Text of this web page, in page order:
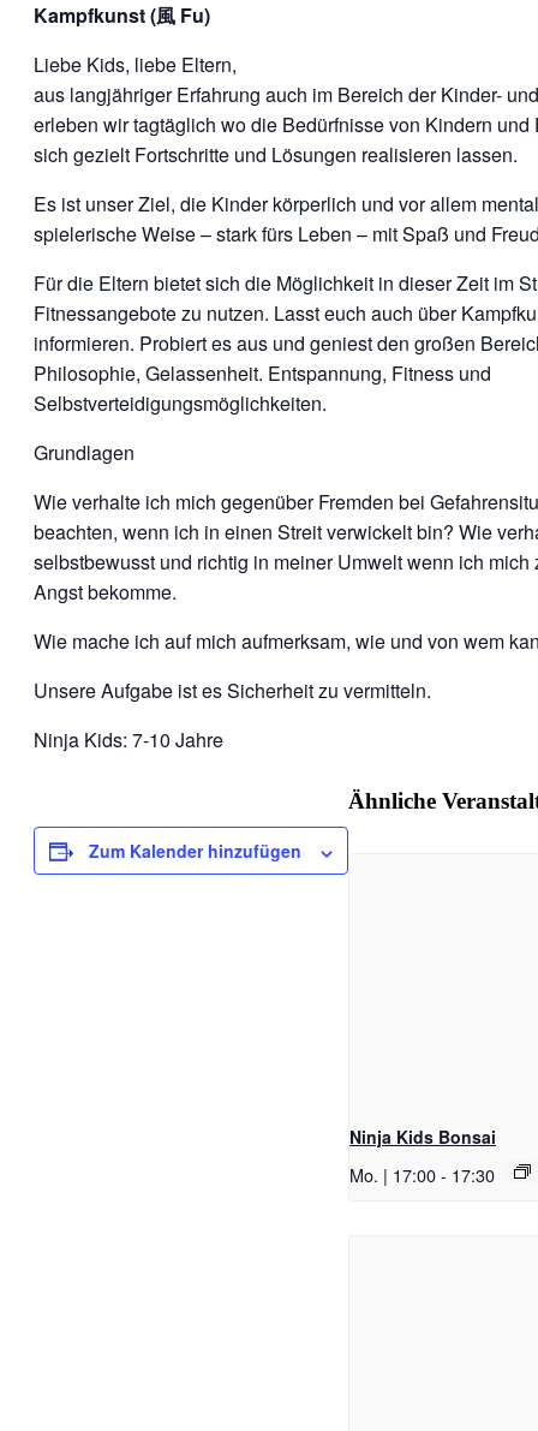
Kampfkunst (風 Fu)
Liebe Kids, liebe Eltern,
aus langjähriger Erfahrung auch im Bereich der Kinder-
erleben wir tagtäglich wo die Bedürfnisse von Kindern
sich gezielt Fortschritte und Lösungen realisieren lassen.
Es ist unser Ziel, die Kinder körperlich und vor allem
spielerische Weise – stark fürs Leben – mit Spaß und
Für die Eltern bietet sich die Möglichkeit in dieser Zeit im
Fitnessangebote zu nutzen. Lasst euch auch über
informieren. Probiert es aus und geniest den großen
Philosophie, Gelassenheit. Entspannung, Fitness und
Selbstverteidigungsmöglichkeiten.
Grundlagen
Wie verhalte ich mich gegenüber Fremden bei
beachten, wenn ich in einen Streit verwickelt bin? Wie
selbstbewusst und richtig in meiner Umwelt wenn ich mich
Angst bekomme.
Wie mache ich auf mich aufmerksam, wie und von wem
Unsere Aufgabe ist es Sicherheit zu vermitteln.
Ninja Kids: 7-10 Jahre
Zum Kalender hinzufügen
Ähnliche
Ninja Kids Bonsai
Mo. | 17:00- 17:30